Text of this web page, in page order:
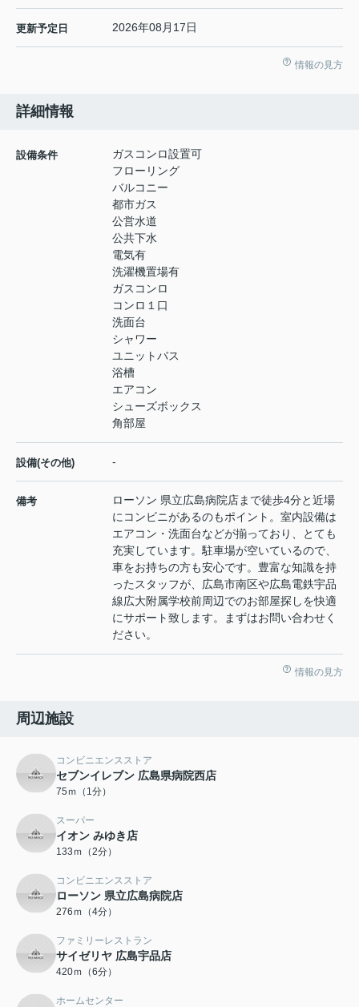
更新予定日 2026年08月17日
情報の見方
詳細情報
設備条件
ガスコンロ設置可
フローリング
バルコニー
都市ガス
公営水道
公共下水
電気有
洗濯機置場有
ガスコンロ
コンロ１口
洗面台
シャワー
ユニットバス
浴槽
エアコン
シューズボックス
角部屋
設備(その他) -
備考
ローソン 県立広島病院店まで徒歩4分と近場
にコンビニがあるのもポイント。室内設備は
エアコン・洗面台などが揃っており、とても
充実しています。駐車場が空いているので、
車をお持ちの方も安心です。豊富な知識を持
ったスタッフが、広島市南区や広島電鉄宇品
線広大附属学校前周辺でのお部屋探しを快適
にサポート致します。まずはお問い合わせく
ださい。
情報の見方
周辺施設
コンビニエンスストア
セブンイレブン 広島県病院西店
75ｍ（1分）
スーパー
イオン みゆき店
133ｍ（2分）
コンビニエンスストア
ローソン 県立広島病院店
276ｍ（4分）
ファミリーレストラン
サイゼリヤ 広島宇品店
420ｍ（6分）
ホームセンター